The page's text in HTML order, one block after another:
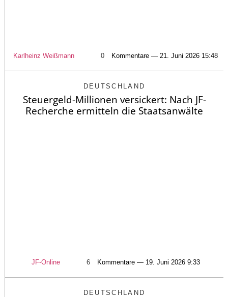
Karlheinz Weißmann 0 Kommentare — 21. Juni 2026 15:48
DEUTSCHLAND
Steuergeld-Millionen versickert: Nach JF-
Recherche ermitteln die Staatsanwälte
JF-Online 6 Kommentare — 19. Juni 2026 9:33
DEUTSCHLAND